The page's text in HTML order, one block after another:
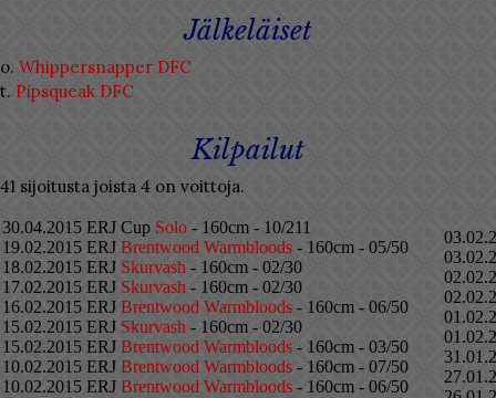
Jälkeläiset
o. Whippersnapper DFC
t. Pipsqueak DFC
Kilpailut
41 sijoitusta joista 4 on voittoja.
30.04.2015 ERJ Cup Solo - 160cm - 10/211
19.02.2015 ERJ Brentwood Warmbloods - 160cm - 05/50
18.02.2015 ERJ Skurvash - 160cm - 02/30
17.02.2015 ERJ Skurvash - 160cm - 02/30
16.02.2015 ERJ Brentwood Warmbloods - 160cm - 06/50
15.02.2015 ERJ Skurvash - 160cm - 02/30
15.02.2015 ERJ Brentwood Warmbloods - 160cm - 03/50
10.02.2015 ERJ Brentwood Warmbloods - 160cm - 07/50
10.02.2015 ERJ Brentwood Warmbloods - 160cm - 06/50